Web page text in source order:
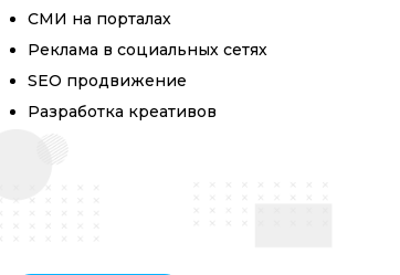
СМИ на порталах
Реклама в социальных сетях
SEO продвижение
Разработка креативов